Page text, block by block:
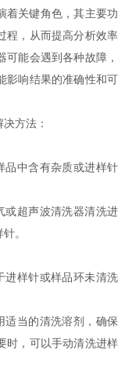
关键角色，其主要功
程，从而提高分析效率
能会遇到各种故障，
影响结果的准确性和可
方法：
中含有杂质或进样针
超声波清洗器清洗进
。
样针或样品环未清洗
当的清洗溶剂，确保
时，可以手动清洗进样